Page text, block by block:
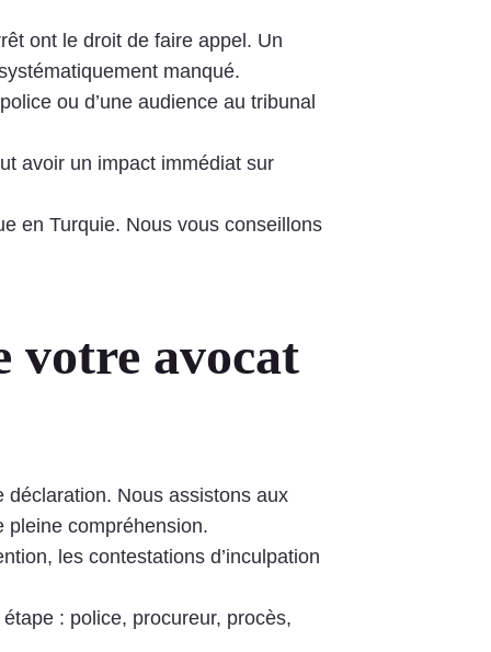
ont le droit de faire appel. Un
manqué.
ou d’une audience au tribunal
avoir un impact immédiat sur
en Turquie. Nous vous conseillons
votre avocat
Nous assistons aux
pleine compréhension.
les contestations d’inculpation
: police, procureur, procès,